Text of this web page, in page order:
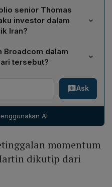
oleh meningkatnya
mereda, yang
Pernyataan Presiden
selesainya konflik serta
kesepakatan
investor. Selain itu,
gangguan perdagangan
permintaan saham,
senior Thomas
investor dalam
Iran?
investor awalnya
dengan menjual atau
potensi eskalasi
risiko mulai mereda dan
kembali masuk ke
momentum kenaikan. Ia
ini mencerminkan
alur positif pasar
Broadcom dalam
tersebut?
satu katalis utama
Peningkatan ini dipicu
sama dengan Meta
tersebut meningkatkan
investor, berkontribusi
keseluruhan.
Ask
AI
momentum
dikutip dari